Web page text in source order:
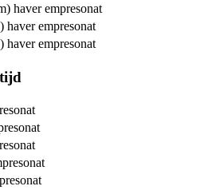
haverempresonat
haverempresonat
haverempresonat